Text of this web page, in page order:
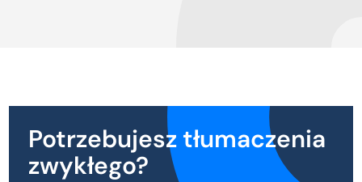
Potrzebujesz tłumaczenia
zwykłego?